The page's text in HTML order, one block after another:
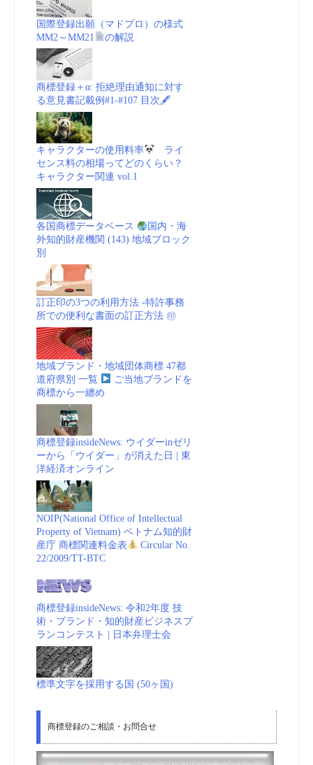
(BIP
商
_
画
vol.1
国際登録出願（マドプロ）の様式
MM2～MM21
の解説
商標登録＋α: 拒絶理由通知に対す
る意見書記載例#1-#107 目次🖋
キャラクターの使用料率
ライ
センス料の相場ってどのくらい？
キャラクター関連 vol.1
各国商標データベース
国内・海
外知的財産機関 (143) 地域ブロック
別
訂正印の3つの利用方法 -特許事務
所での便利な書面の訂正方法 ㊞
地域ブランド・地域団体商標 47都
道府県別 一覧
ご当地ブランドを
商標から一纏め
商標登録insideNews: ウイダーinゼリ
ーから「ウイダー」が消えた日 | 東
洋経済オンライン
NOIP(National Office of Intellectual
Property of Vietnam) ベトナム知的財
産庁 商標関連料金表
Circular No.
22/2009/TT-BTC
商標登録insideNews: 令和2年度 技
術・ブランド・知的財産ビジネスプ
ランコンテスト | 日本弁理士会
標準文字を採用する国 (50ヶ国)
商標登録のご相談・お問合せ